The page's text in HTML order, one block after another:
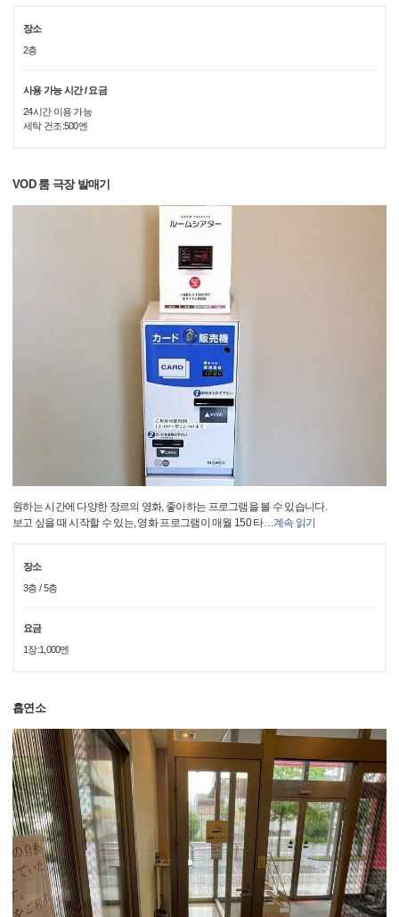
장소
2층
사용 가능 시간 / 요금
24시간 이용 가능
세탁 건조:500엔
VOD 룸 극장 발매기
원하는 시간에 다양한 장르의 영화, 좋아하는 프로그램을 볼 수 있습니다.
보고 싶을 때 시작할 수 있는, 영화 프로그램이 매월 150 타…계속 읽기
장소
3층 / 5층
요금
1장:1,000엔
흡연소